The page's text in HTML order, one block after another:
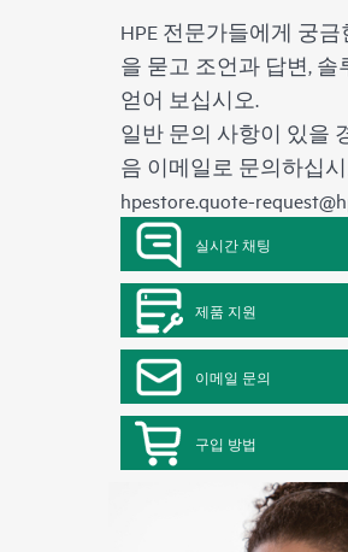
HPE 전문가들에게 궁금
을 묻고 조언과 답변, 솔
얻어 보십시오.
일반 문의 사항이 있을
음 이메일로 문의하십
hpestore.quote-
실시간 채팅
제품 지원
이메일 문의
구입 방법